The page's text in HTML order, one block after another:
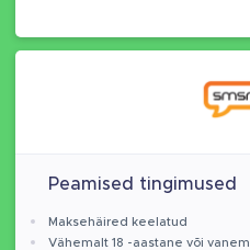
Peamised tingimused
Maksehäired keelatud
Vähemalt 18 -aastane või vanem